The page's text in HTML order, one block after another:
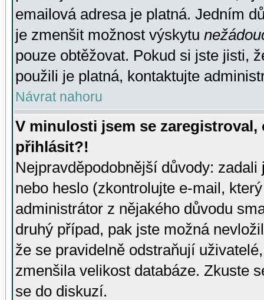
emailová adresa je platná. Jedním
je zmenšit možnost výskytu
pouze obtěžovat. Pokud si jste jisti,
použili je platná, kontaktujte
Návrat nahoru
V minulosti jsem se
přihlásit?!
Nejpravděpodobnější důvody:
nebo heslo (zkontrolujte e-mail,
administrátor z nějakého důvodu
druhý případ, pak jste možná
že se pravidelně odstraňují
zmenšila velikost databáze. Zkuste
se do diskuzí.